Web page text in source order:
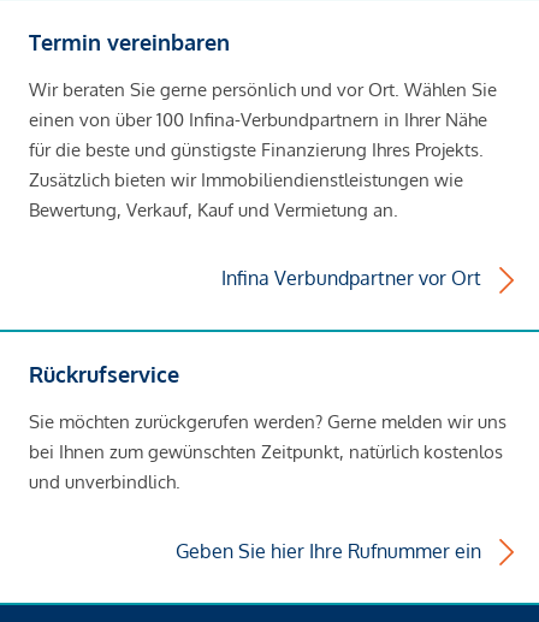
Termin vereinbaren
Wir beraten Sie gerne persönlich und vor Ort. Wählen Sie
einen von über 100 Infina-Verbundpartnern in Ihrer Nähe
für die beste und günstigste Finanzierung Ihres Projekts.
Zusätzlich bieten wir Immobiliendienstleistungen wie
Bewertung, Verkauf, Kauf und Vermietung an.
Infina Verbundpartner vor Ort
Rückrufservice
Sie möchten zurückgerufen werden? Gerne melden wir uns
bei Ihnen zum gewünschten Zeitpunkt, natürlich kostenlos
und unverbindlich.
Geben Sie hier Ihre Rufnummer ein